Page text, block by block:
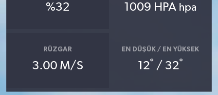
%32 1009 HPA hpa
RÜZGAR
3.00 M/S
EN DÜŞÜK / EN YÜKSEK
12° / 32°